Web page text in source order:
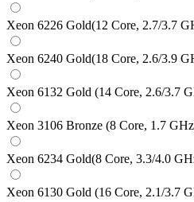
Xeon 6226 Gold(12 Core, 2.7/3.7
Xeon 6240 Gold(18 Core, 2.6/3.9
Xeon 6132 Gold (14 Core, 2.6/3.7
Xeon 3106 Bronze (8 Core, 1.7
Xeon 6234 Gold(8 Core, 3.3/4.0
Xeon 6130 Gold (16 Core, 2.1/3.7